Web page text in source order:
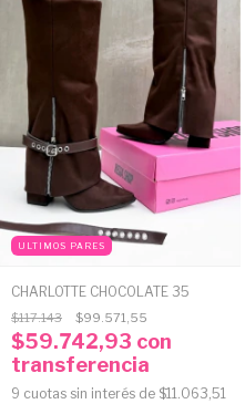
ULTIMOS PARES
CHARLOTTE CHOCOLATE 35
$117.143 $99.571,55
$59.742,93 con
transferencia
9 cuotas sin interés de $11.063,51